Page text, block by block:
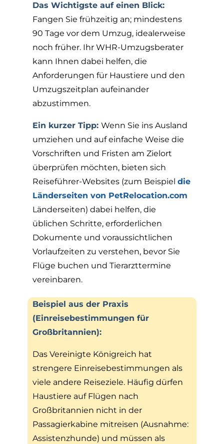
Das Wichtigste auf einen Blick:
Fangen Sie frühzeitig an; mindestens
90 Tage vor dem Umzug, idealerweise
noch früher. Ihr WHR-Umzugsberater
kann Ihnen dabei helfen, die
Anforderungen für Haustiere und den
Umzugszeitplan aufeinander
abzustimmen.
Ein kurzer Tipp: Wenn Sie ins Ausland
umziehen und auf einfache Weise die
Vorschriften und Fristen am Zielort
überprüfen möchten, bieten sich
Reiseführer-Websites (zum Beispiel die
Länderseiten von PetRelocation.com
Länderseiten) dabei helfen, die
üblichen Schritte, erforderlichen
Dokumente und voraussichtlichen
Vorlaufzeiten zu verstehen, bevor Sie
Flüge buchen und Tierarzttermine
vereinbaren.
Beispiel aus der Praxis
(Einreisebestimmungen für
Großbritannien):
Das Vereinigte Königreich hat
strengere Einreisebestimmungen als
viele andere Reiseziele. Häufig dürfen
Haustiere auf Flügen nach
Großbritannien nicht in der
Passagierkabine mitreisen (Ausnahme:
Assistenzhunde) und müssen als